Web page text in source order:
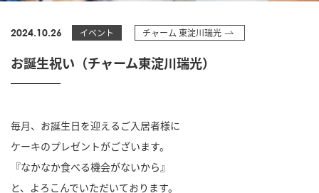
2024.10.26 イベント チャーム 東淀川瑞光
お誕生祝い（チャーム東淀川瑞光）
毎月、お誕生日を迎えるご入居者様に
ケーキのプレゼントがございます。
『なかなか食べる機会がないから』
と、よろこんでいただいております。